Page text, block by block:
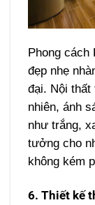
Phong cách
đẹp nhẹ
đại. Nội
nhiên, ánh
như trắng,
tưởng cho
không kém
6. Thiết kế